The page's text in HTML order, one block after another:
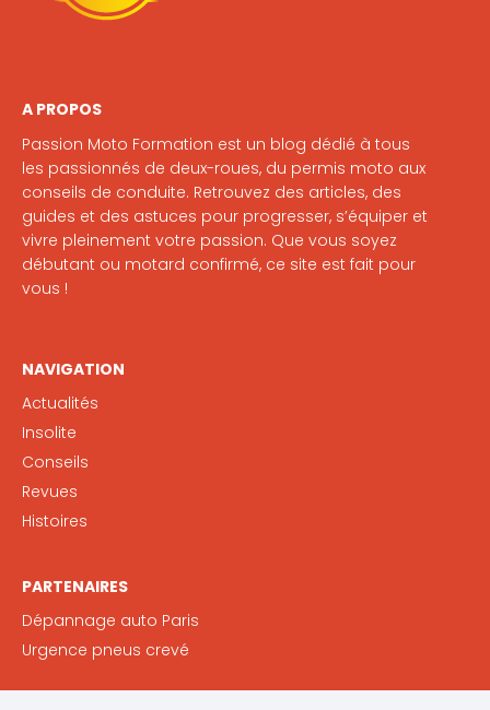
A PROPOS
Passion Moto Formation est un blog dédié à tous
les passionnés de deux-roues, du permis moto aux
conseils de conduite. Retrouvez des articles, des
guides et des astuces pour progresser, s’équiper et
vivre pleinement votre passion. Que vous soyez
débutant ou motard confirmé, ce site est fait pour
vous !
NAVIGATION
Actualités
Insolite
Conseils
Revues
Histoires
PARTENAIRES
Dépannage auto Paris
Urgence pneus crevé